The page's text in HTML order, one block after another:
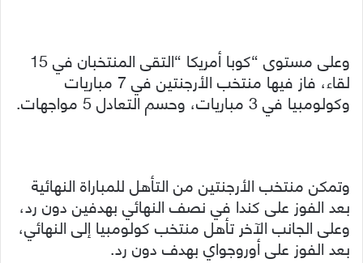
وعلى مستوى “كوبا أمريكا “التقى المنتخبان في 15
لقاء، فاز فيها منتخب الأرجنتين في 7 مباريات
وكولومبيا في 3 مباريات، وحسم التعادل 5 مواجهات.
وتمكن منتخب الأرجنتين من التأهل للمباراة النهائية
بعد الفوز على كندا في نصف النهائي بهدفين دون رد،
وعلى الجانب الآخر تأهل منتخب كولومبيا إلى النهائي،
بعد الفوز على أوروجواي بهدف دون رد.